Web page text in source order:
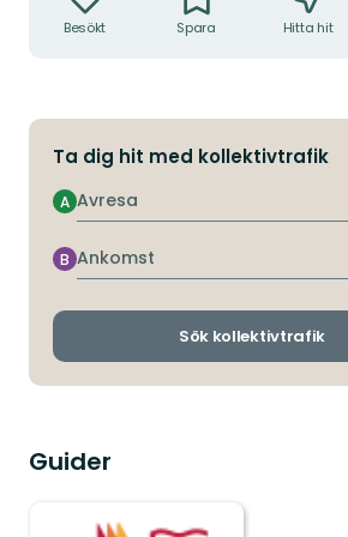
Besökt Spara Hitta hit
Ta dig hit med kollektivtrafik
Avresa
A
Ankomst
B
Sök kollektivtrafik
Guider